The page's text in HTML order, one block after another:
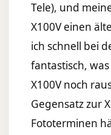
Tele), und
X100V einen
ich schnell bei
fantastisch,
X100V noch
Gegensatz zur
Fototerminen